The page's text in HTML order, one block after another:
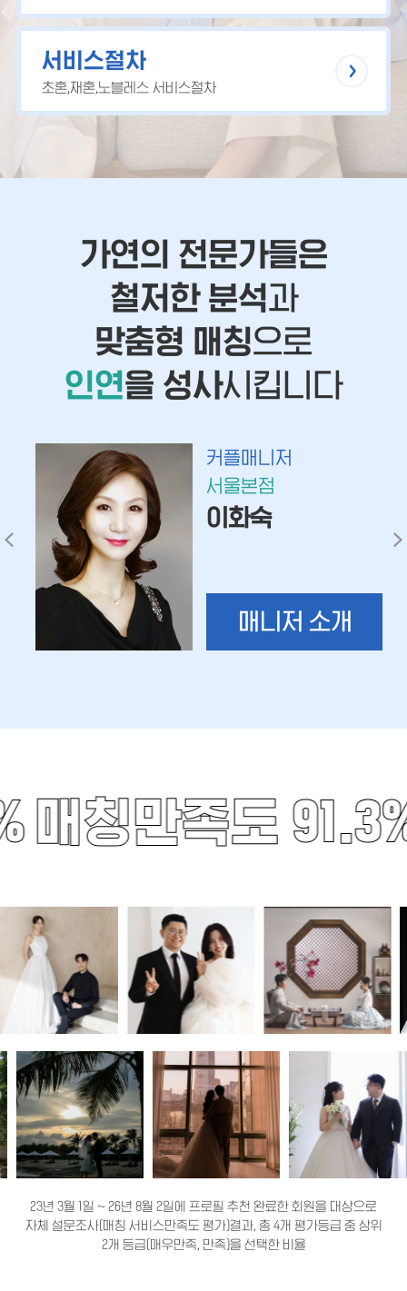
서비스절차
초혼,재혼,노블레스 서비스절차
가연의 전문가들은
철저한 분석과
맞춤형 매칭으로
인연을 성사시킵니다
커플매니저
서울본점
이화숙
매니저 소개
매칭만족도
23년 3월 1일 ~ 26년 8월 2일에 프로필 추천 완료한 회원을 대상으로
자체 설문조사(매칭 서비스만족도 평가)결과, 총 4개 평가등급 중 상위
2개 등급(매우만족, 만족)을 선택한 비율